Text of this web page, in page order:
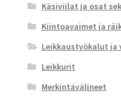
Käsiviilat ja osat
Kiintoavaimet ja
Leikkaustyökalut ja
Leikkurit
Merkintävälineet